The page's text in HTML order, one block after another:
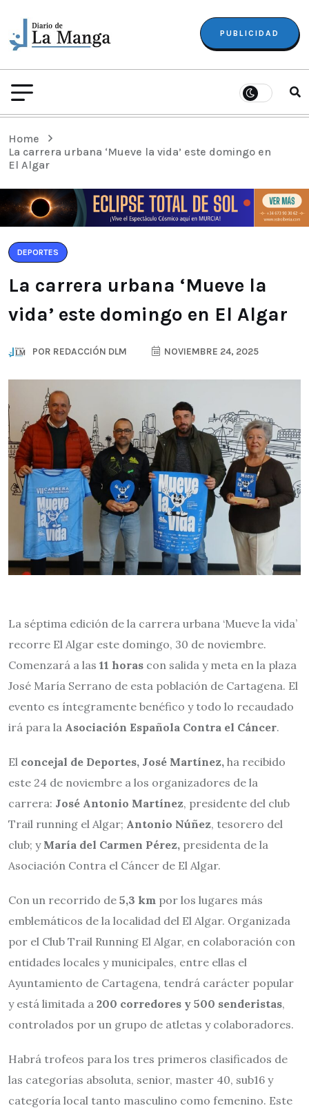
PUBLICIDAD
Home
La carrera urbana ‘Mueve la vida’ este domingo en
El Algar
DEPORTES
La carrera urbana ‘Mueve la
vida’ este domingo en El Algar
POR REDACCIÓN DLM NOVIEMBRE 24, 2025
La séptima edición de la carrera urbana ‘Mueve la vida’
recorre El Algar este domingo, 30 de noviembre.
Comenzará a las 11 horas con salida y meta en la plaza
José María Serrano de esta población de Cartagena. El
evento es íntegramente benéfico y todo lo recaudado
irá para la Asociación Española Contra el Cáncer.
El concejal de Deportes, José Martínez, ha recibido
este 24 de noviembre a los organizadores de la
carrera: José Antonio Martínez, presidente del club
Trail running el Algar; Antonio Núñez, tesorero del
club; yMaría del Carmen Pérez, presidenta de la
Asociación Contra el Cáncer de El Algar.
Con un recorrido de 5,3 km por los lugares más
emblemáticos de la localidad del El Algar. Organizada
por el Club Trail Running El Algar, en colaboración con
entidades locales y municipales, entre ellas el
Ayuntamiento de Cartagena, tendrá carácter popular
y está limitada a 200 corredores y 500 senderistas,
controlados por un grupo de atletas y colaboradores.
Habrá trofeos para los tres primeros clasificados de
las categorías absoluta, senior, master 40, sub16 y
categoría local tanto masculino como femenino. Este